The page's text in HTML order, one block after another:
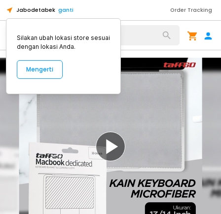
Jabodetabek ganti Order Tracking
Alat Kopi
Silakan ubah lokasi store sesuai
dengan lokasi Anda.
Mengerti